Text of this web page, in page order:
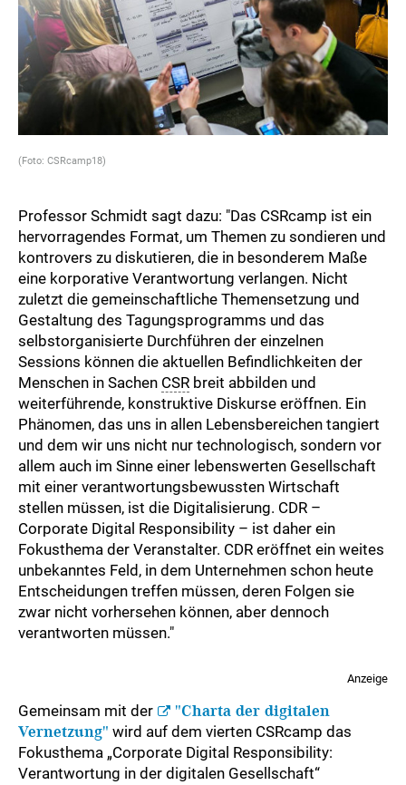
(Foto: CSRcamp18)
Professor Schmidt sagt dazu: "Das CSRcamp ist ein
hervorragendes Format, um Themen zu sondieren und
kontrovers zu diskutieren, die in besonderem Maße
eine korporative Verantwortung verlangen. Nicht
zuletzt die gemeinschaftliche Themensetzung und
Gestaltung des Tagungsprogramms und das
selbstorganisierte Durchführen der einzelnen
Sessions können die aktuellen Befindlichkeiten der
Menschen in Sachen CSR breit abbilden und
weiterführende, konstruktive Diskurse eröffnen. Ein
Phänomen, das uns in allen Lebensbereichen tangiert
und dem wir uns nicht nur technologisch, sondern vor
allem auch im Sinne einer lebenswerten Gesellschaft
mit einer verantwortungsbewussten Wirtschaft
stellen müssen, ist die Digitalisierung. CDR –
Corporate Digital Responsibility – ist daher ein
Fokusthema der Veranstalter. CDR eröffnet ein weites
unbekanntes Feld, in dem Unternehmen schon heute
Entscheidungen treffen müssen, deren Folgen sie
zwar nicht vorhersehen können, aber dennoch
verantworten müssen."
Anzeige
Gemeinsam mit der
"Charta der digitalen
Vernetzung" wird auf dem vierten CSRcamp das
Fokusthema „Corporate Digital Responsibility:
Verantwortung in der digitalen Gesellschaft“